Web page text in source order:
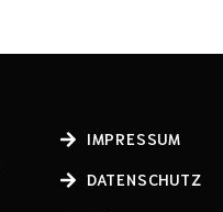
IMPRESSUM
DATENSCHUTZ